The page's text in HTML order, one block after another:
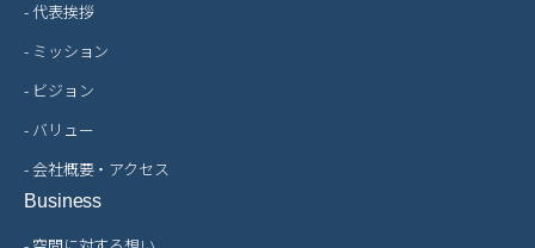
- 代表挨拶
- ミッション
- ビジョン
- バリュー
- 会社概要・アクセス
Business